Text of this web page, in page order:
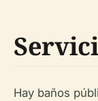
Hay baños